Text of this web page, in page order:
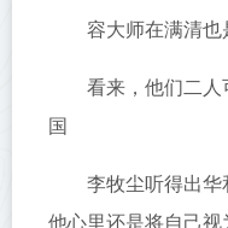
容大师在满清也
看来，他们二人
国
李牧尘听得出华
他心里还是将自己